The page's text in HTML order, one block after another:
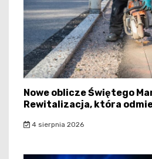
Nowe oblicze Świętego
Rewitalizacja, która
4 sierpnia 2026